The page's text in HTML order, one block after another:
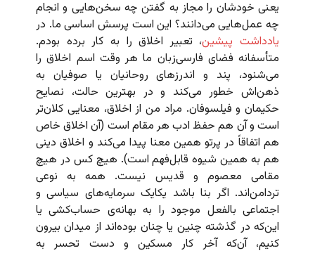
یعنی خودشان را مجاز به گفتن چه سخن‌هایی و انجام
چه عمل‌هایی می‌دانند؟ این است پرسش اساسی ما. در
یادداشت پیشین، تعبیر اخلاق را به کار برده بودم.
متأسفانه فضای فارسی‌زبان ما هر وقت اسم اخلاق را
می‌شنود، پند و اندرزهای روحانیان یا صوفیان به
ذهن‌اش خطور می‌کند و در بهترین حالت، نصایح
حکیمان و فیلسوفان. مراد من از اخلاق، معنایی کلان‌تر
است و آن هم حفظ ادب هر مقام است (آن اخلاق خاص
هم اتفاقاً در پرتو همین معنا پیدا می‌کند و اخلاق دینی
هم به همین شیوه قابل‌فهم است). هیچ کس در هیچ
مقامی معصوم و قدیس نیست. همه به نوعی
تردامن‌اند. اگر بنا باشد یکایک سرمایه‌های سیاسی و
اجتماعی بالفعل موجود را به بهانه‌ی حساب‌کشی یا
این‌که در گذشته چنین یا چنان بوده‌اند از میدان بیرون
کنیم، آن‌که آخر کار مسکین و دست تحسر به